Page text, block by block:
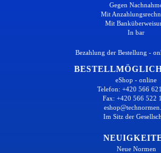
Gegen
Mit
Mit
In bar
Bezahlung der Bestellung -
eShop - online
Telefon: +420 566
Fax: +420 566 522
Im Sitz der
Neue Normen